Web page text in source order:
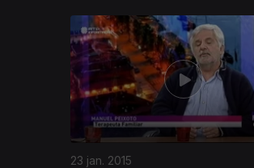
23 jan. 2015
178788